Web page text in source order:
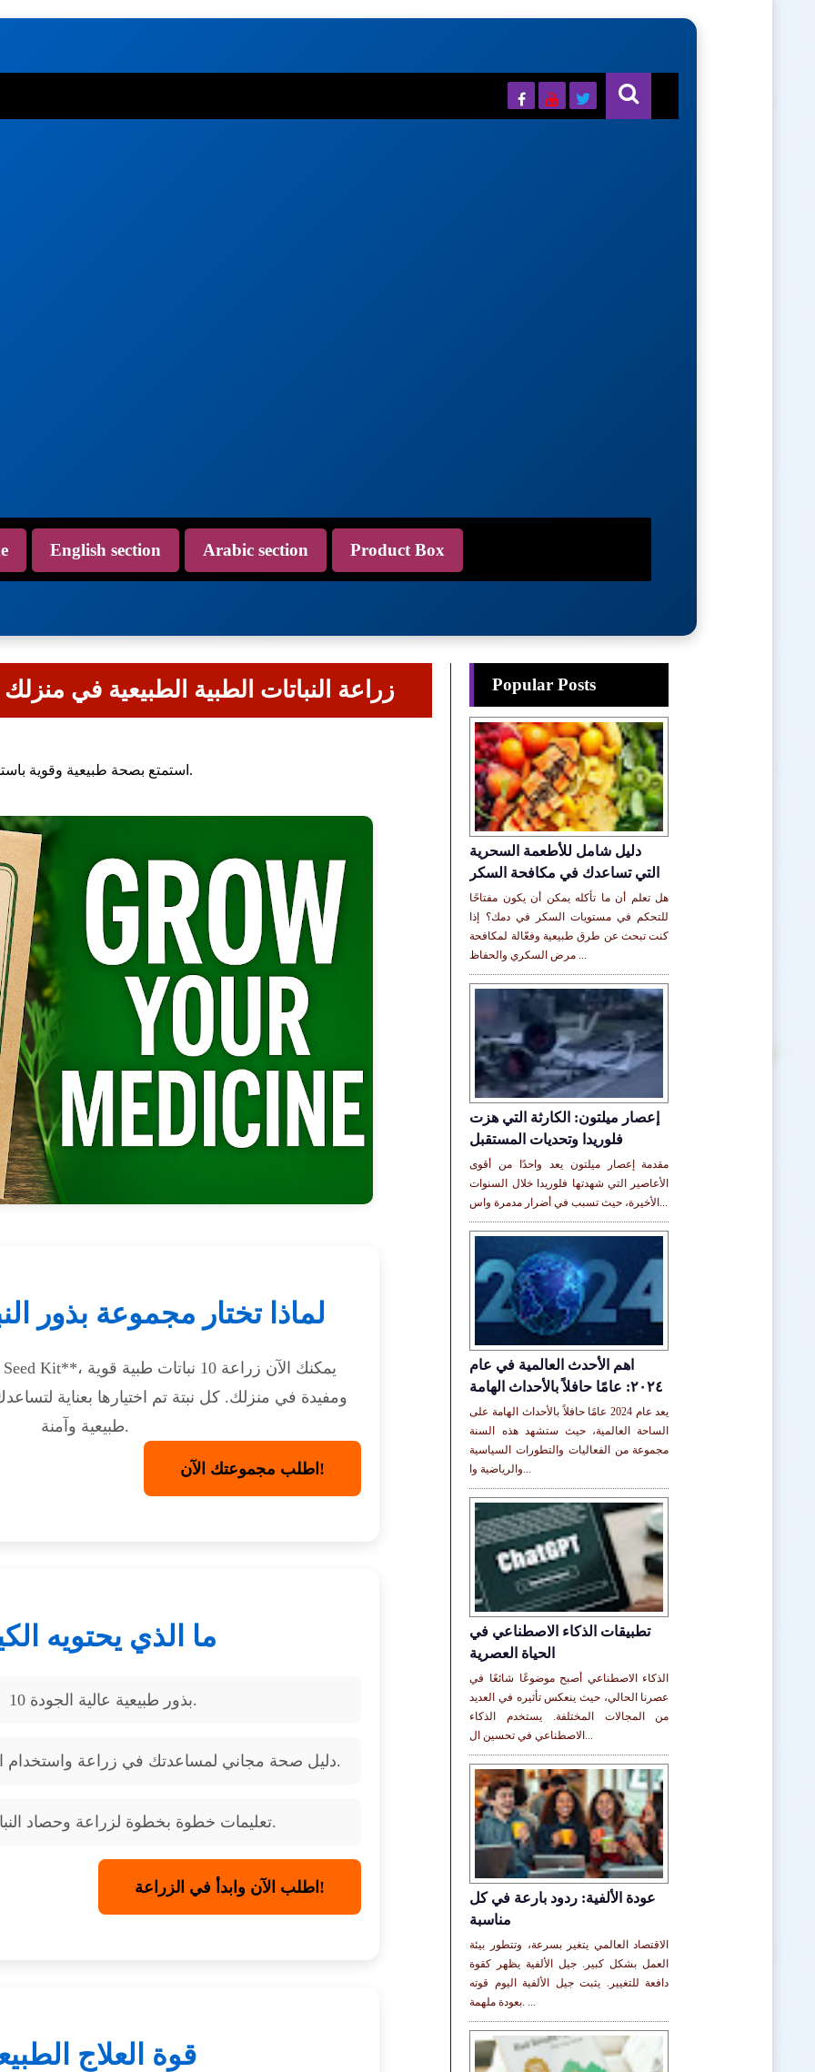
English section Arabic section Product Box
Medicinal Seed Kit - زراعة النباتات الطبية الطبيعية في منزلك
استمتع بصحة طبيعية وقوية باستخدام مجموعة بذور النباتات الطبية الخاصة بنا.
لماذا تختار مجموعة بذور
ومفيدة في منزلك. كل نبتة تم اختيارها بعناية
طبيعية وآمنة.
اطلب مجموعتك الآن!
ما الذي يحتويه
10 بذور طبيعية عالية الجودة.
دليل صحة مجاني لمساعدتك في زراعة واستخدام النباتات لأغراض طبية.
تعليمات خطوة بخطوة لزراعة وحصاد النباتات الطبية.
اطلب الآن وابدأ في الزراعة!
قوة العلاج
Popular Posts
دليل شامل للأطعمة السحرية
التي تساعدك في مكافحة السكر
هل تعلم أن ما تأكله يمكن أن يكون مفتاحًا
للتحكم في مستويات السكر في دمك؟ إذا
كنت تبحث عن طرق طبيعية وفعّالة لمكافحة
مرض السكري والحفاظ ...
إعصار ميلتون: الكارثة التي هزت
فلوريدا وتحديات المستقبل
مقدمة إعصار ميلتون يعد واحدًا من أقوى
الأعاصير التي شهدتها فلوريدا خلال السنوات
الأخيرة، حيث تسبب في أضرار مدمرة واس...
اهم الأحدث العالمية في عام
٢٠٢٤: عامًا حافلاً بالأحداث الهامة
يعد عام 2024 عامًا حافلاً بالأحداث الهامة على
الساحة العالمية، حيث ستشهد هذه السنة
مجموعة من الفعاليات والتطورات السياسية
والرياضية وا...
تطبيقات الذكاء الاصطناعي في
الحياة العصرية
الذكاء الاصطناعي أصبح موضوعًا شائعًا في
عصرنا الحالي، حيث ينعكس تأثيره في العديد
من المجالات المختلفة. يستخدم الذكاء
الاصطناعي في تحسين ال...
عودة الألفية: ردود بارعة في كل
مناسبة
الاقتصاد العالمي يتغير بسرعة، وتتطور بيئة
العمل بشكل كبير. جيل الألفية يظهر كقوة
دافعة للتغيير. يثبت جيل الألفية اليوم قوته
بعودة ملهمة. ...